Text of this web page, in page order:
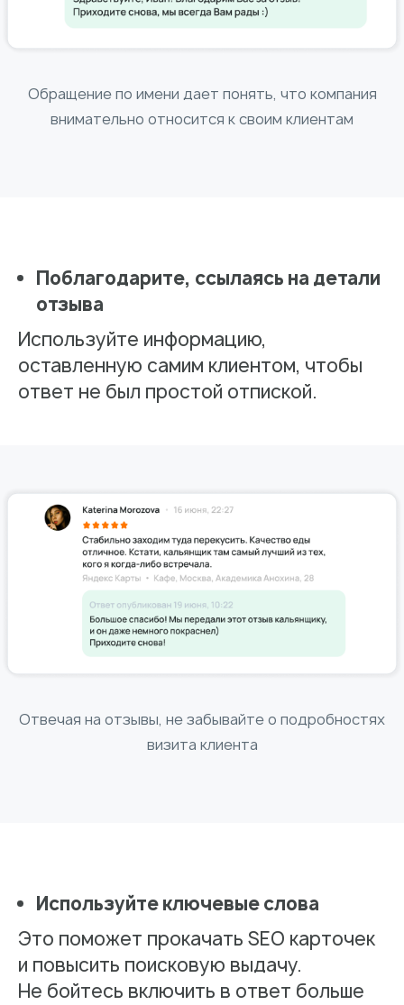
Обращение по имени дает понять, что компания
внимательно относится к своим клиентам
Поблагодарите, ссылаясь на детали
отзыва
Используйте информацию,
оставленную самим клиентом, чтобы
ответ не был простой отпиской.
Отвечая на отзывы, не забывайте о подробностях
визита клиента
Используйте ключевые слова
Это поможет прокачать SEO карточек
и повысить поисковую выдачу.
Не бойтесь включить в ответ больше